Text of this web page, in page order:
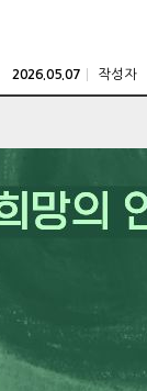
2026.05.07 작성자